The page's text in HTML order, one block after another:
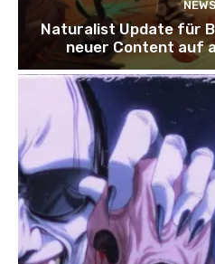
Naturalist Update für
neuer Content auf